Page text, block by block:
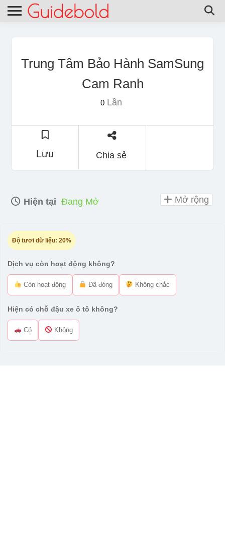
Trung Tâm Bảo Hành SamSung
Cam Ranh
0Lần
Lưu Chia sẻ
Hiện tại Đang Mở
Độ tươi dữ liệu: 20%
Dịch vụ còn hoạt động không?
Còn hoạt động Đã đóng Không chắc
Hiện có chỗ đậu xe ô tô không?
Có Không
Mở rộng